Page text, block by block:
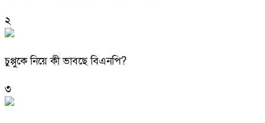
২
চুপ্পুকে নিয়ে কী ভাবছে বিএনপি?
৩